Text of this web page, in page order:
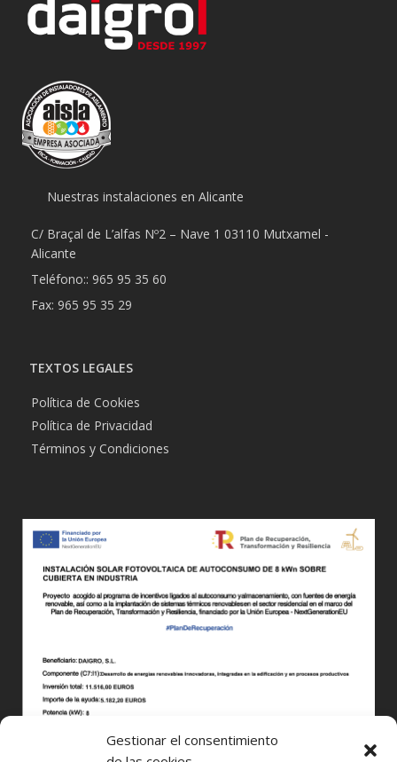
Gestionar el consentimiento
Nuestras instalaciones en Alicante
C/ Braçal de L’alfas Nº2 – Nave 1 03110 Mutxamel -
Alicante
Teléfono:: 965 95 35 60
Fax: 965 95 35 29
TEXTOS LEGALES
Política de Cookies
Política de Privacidad
Términos y Condiciones